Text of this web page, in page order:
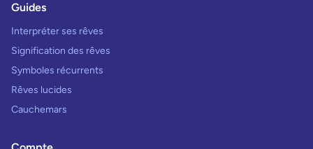
Guides
Interpréter ses rêves
Signification des rêves
Symboles récurrents
Rêves lucides
Cauchemars